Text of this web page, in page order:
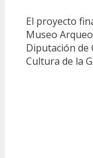
El proyecto
Museo
Diputación de
Cultura de la